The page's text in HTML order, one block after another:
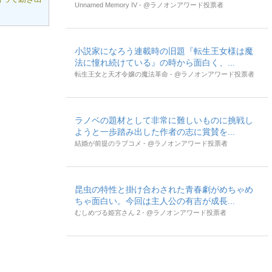
Unnamed Memory IV - @ラノオンアワード投票者
小説家になろう連載時の旧題『転生王女様は魔
法に憧れ続けている』の時から面白く、...
転生王女と天才令嬢の魔法革命 - @ラノオンアワード投票者
ラノベの題材として非常に難しいものに挑戦し
ようと一歩踏み出した作者の志に賞賛を...
結婚が前提のラブコメ - @ラノオンアワード投票者
昆虫の特性と掛け合わされた青春劇がめちゃめ
ちゃ面白い。今回は主人公の有吉が成長...
むしめづる姫宮さん 2 - @ラノオンアワード投票者